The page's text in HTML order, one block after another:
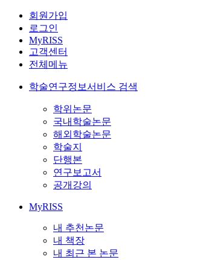
회원가입
로그인
MyRISS
고객센터
전체메뉴
학술연구정보서비스 검색
학위논문
국내학술논문
해외학술논문
학술지
단행본
연구보고서
공개강의
MyRISS
내 추천논문
내 책장
내 최근 본 논문